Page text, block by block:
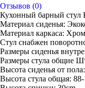
Отзывов (0)
Кухонный барный стул
Материал сиденья:
Материал каркаса:
Стул снабжен
Размеры сиденья
Размеры стула общие
Высота сиденья от
Высота стула общая: